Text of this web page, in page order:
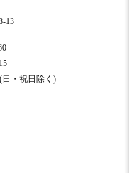
13
日・祝日除く)